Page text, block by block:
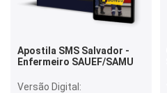
Apostila SMS Salvador -
Enfermeiro SAUEF/SAMU
Versão Digital: